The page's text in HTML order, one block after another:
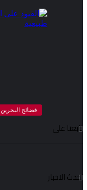
فضائح البحرين
تابعنا على
احدث الاخبار